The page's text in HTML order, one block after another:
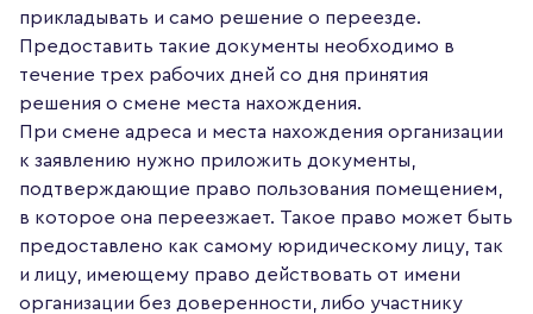
прикладывать и само решение о переезде.
Предоставить такие документы необходимо в
течение трех рабочих дней со дня принятия
решения о смене места нахождения.
При смене адреса и места нахождения организации
к заявлению нужно приложить документы,
подтверждающие право пользования помещением,
в которое она переезжает. Такое право может быть
предоставлено как самому юридическому лицу, так
и лицу, имеющему право действовать от имени
организации без доверенности, либо участнику